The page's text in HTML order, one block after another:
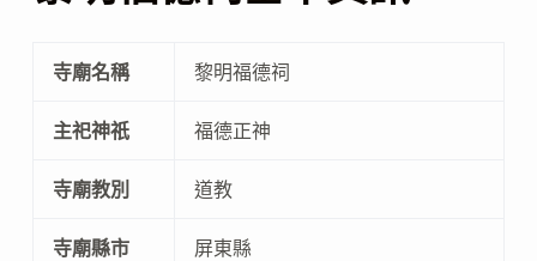
寺廟名稱 黎明福德祠
主祀神祇 福德正神
寺廟教別 道教
寺廟縣市 屏東縣